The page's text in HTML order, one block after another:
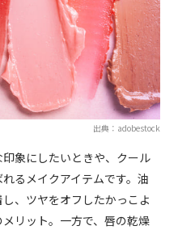
出典：adobestock
象にしたいときや、クール
るメイクアイテムです。油
、ツヤをオフしたかっこよ
リット。一方で、唇の乾燥